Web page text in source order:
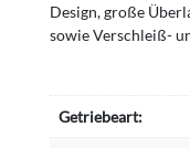
Design, große
sowie Verschleiß-
Getriebeart: